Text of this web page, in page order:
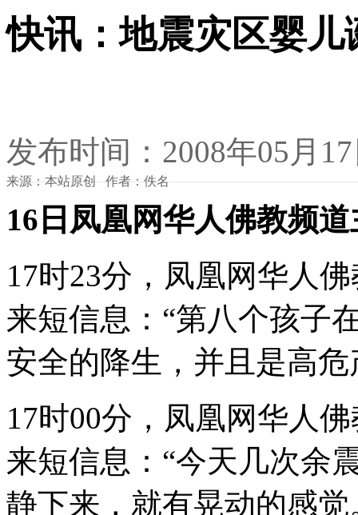
快讯：地震灾区婴儿
发布时间：2008年05月
来源：本站原创 作者：佚名
16日凤凰网华人佛教频
17时23分，凤凰网华人
来短信息：“第八个孩子
安全的降生，并且是高危
17时00分，凤凰网华人
来短信息：“今天几次余
静下来，就有晃动的感